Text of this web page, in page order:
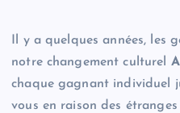
Il y a quelques années, les
notre changement culturel
chaque gagnant individuel
vous en raison des